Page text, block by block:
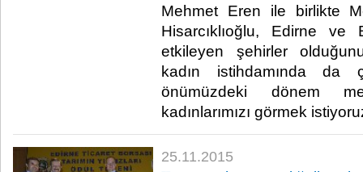
Mehmet Eren ile birlikte
Hisarcıklıoğlu, Edirne ve
etkileyen şehirler
kadın istihdamında
önümüzdeki dönem
kadınlarımızı görmek
25.11.2015